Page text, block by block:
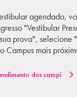
agendado,
"Vestibular
prova", selecione
Campus mais
dos campi